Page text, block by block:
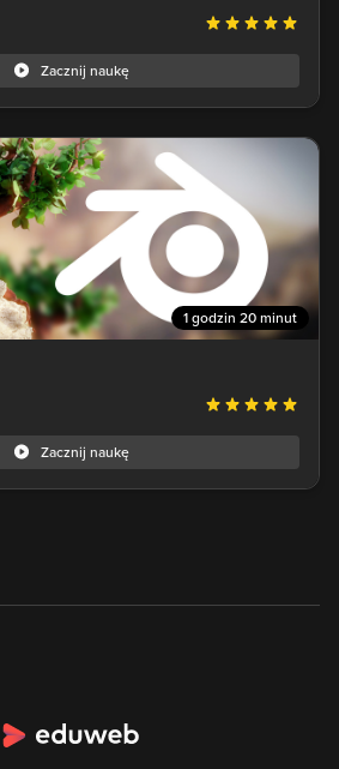
Zacznij naukę
1 godzin 20 minut
Zacznij naukę